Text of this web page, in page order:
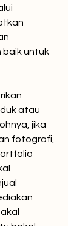
baik untuk
atau
jika
fotografi,